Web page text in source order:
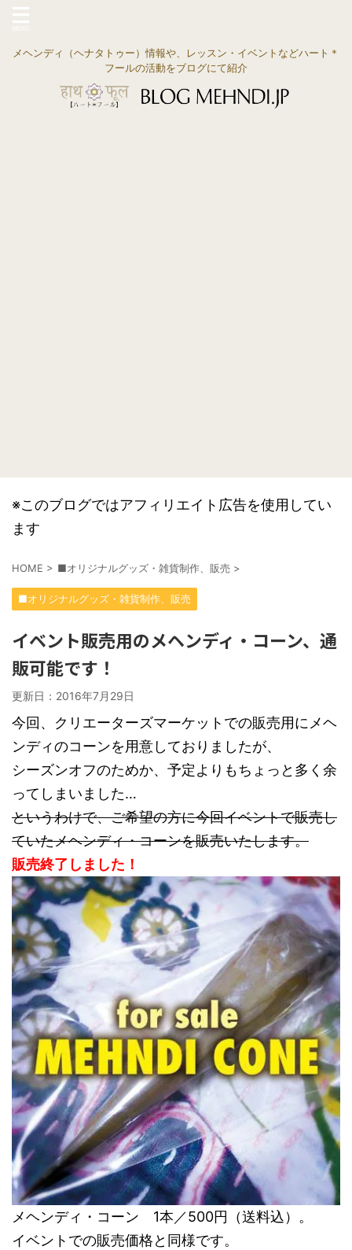
メヘンディ（ヘナタトゥー）情報や、レッスン・イベントなどハート＊
フールの活動をブログにて紹介
※このブログではアフィリエイト広告を使用してい
ます
HOME > ■オリジナルグッズ・雑貨制作、販売 >
■オリジナルグッズ・雑貨制作、販売
イベント販売用のメヘンディ・コーン、通
販可能です！
更新日： 2016年7月29日
今回、クリエーターズマーケットでの販売用にメヘ
ンディのコーンを用意しておりましたが、
シーズンオフのためか、予定よりもちょっと多く余
ってしまいました…
というわけで、ご希望の方に今回イベントで販売し
ていたメヘンディ・コーンを販売いたします。
販売終了しました！
メヘンディ・コーン 1本／500円（送料込）。
イベントでの販売価格と同様です。